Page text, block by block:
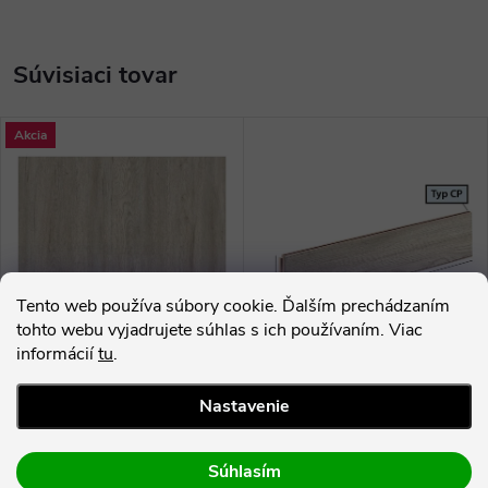
Tento web používa súbory cookie. Ďalším prechádzaním
tohto webu vyjadrujete súhlas s ich používaním. Viac
informáciítu.
Nastavenie
Súhlasím
Súvisiaci tovar
Akcia
–12 %
Ecoline Click 9506 Dub Biely
Podstupnica CP 9506 Dub